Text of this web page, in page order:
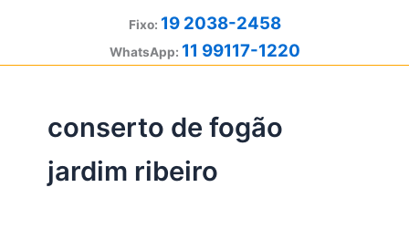
Fixo: 19 2038-2458
WhatsApp: 11 99117-1220
conserto de fogão
jardim ribeiro